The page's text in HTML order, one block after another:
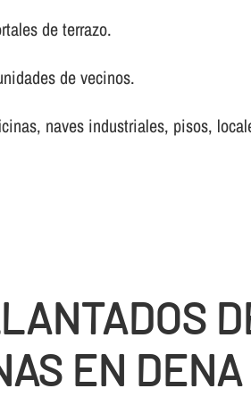
de terrazo.
de vecinos.
naves industriales, pisos,
EN DENA